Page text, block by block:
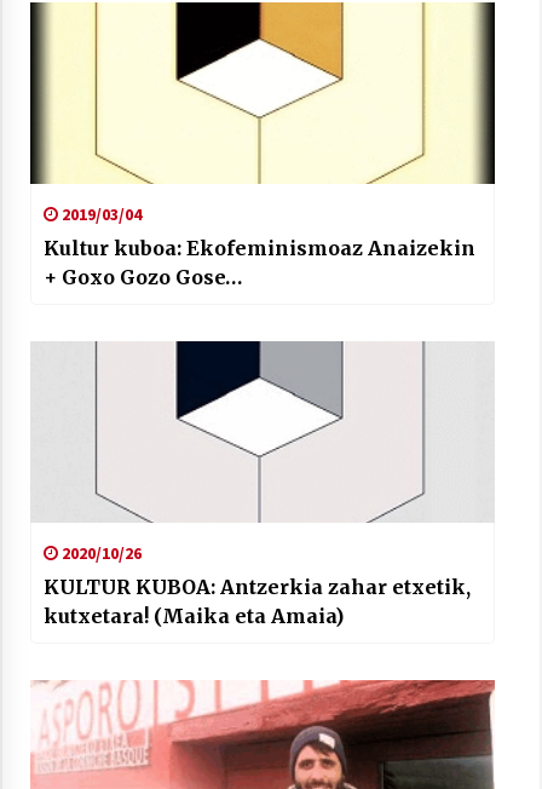
2019/03/04
Kultur kuboa: Ekofeminismoaz Anaizekin
+ Goxo Gozo Gose…
2020/10/26
KULTUR KUBOA: Antzerkia zahar etxetik,
kutxetara! (Maika eta Amaia)